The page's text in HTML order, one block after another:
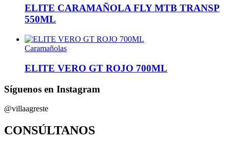
ELITE CARAMAÑOLA FLY MTB TRANSP
550ML
Caramañolas
ELITE VERO GT ROJO 700ML
Síguenos en Instagram
@villaagreste
CONSÚLTANOS